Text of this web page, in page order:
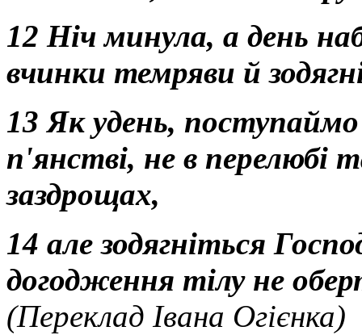
12 Ніч минула, а день
вчинки темряви й
13 Як удень, поступаймо
п'янстві, не в перелюбі
заздрощах,
14 але зодягніться
догодження тілу не
(Переклад Івана Огієнка)